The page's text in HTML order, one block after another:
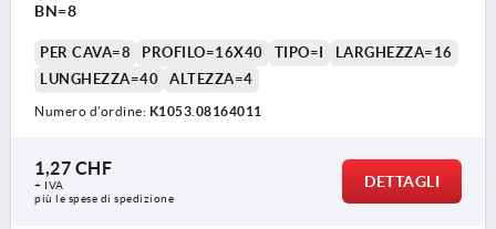
BN=8
PER CAVA=8 PROFILO=16X40 TIPO=I
LARGHEZZA=16
LUNGHEZZA=40
ALTEZZA=4
Numero d’ordine: K1053.08164011
1,27 CHF
+ IVA
più le spese di spedizione
DETTAGLI